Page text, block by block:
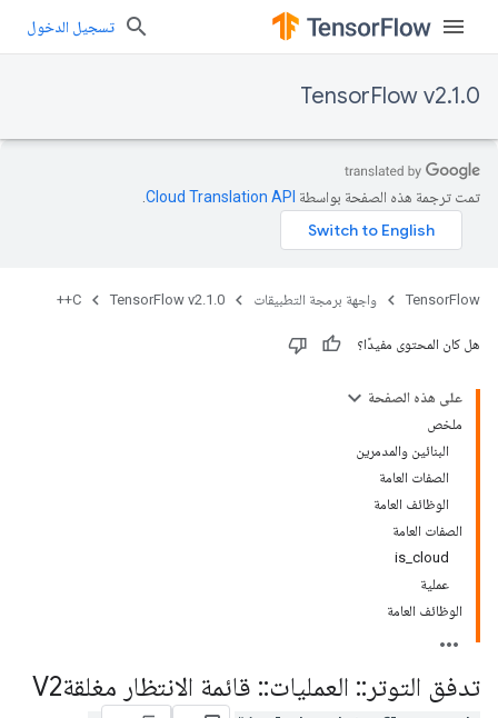
تسجيل الدخول
TensorFlow v2.1.0
تمت ترجمة هذه الصفحة بواسطة Cloud Translation API‏
TensorFlow واجهة برمجة التطبيقات TensorFlow v2.1.0
C++
هل كان المحتوى مفيدًا؟
على هذه الصفحة
ملخص
البنائين والمدمرين
الصفات العامة
الوظائف العامة
الصفات العامة
is_cloud
عملية
الوظائف العامة
تدفق التوتر :: العمليات:: قائمة الانتظار مغلقةV2